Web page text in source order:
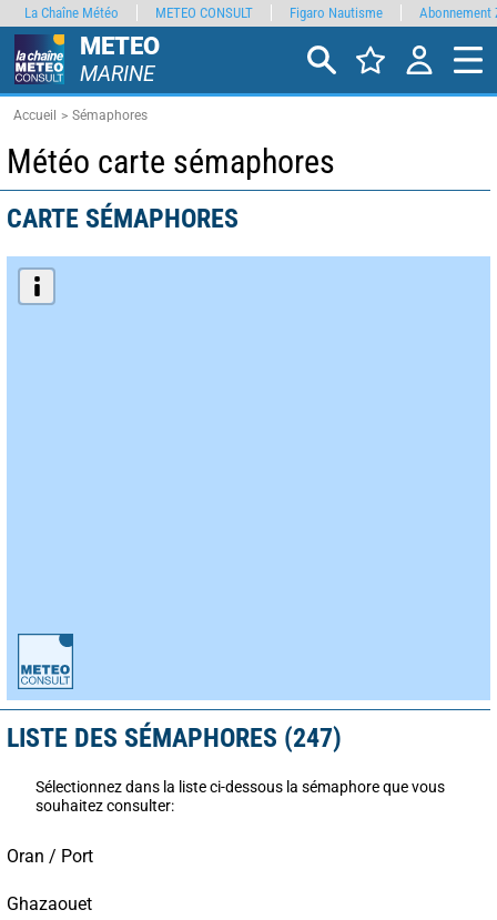
METEO
MARINE
Accueil Sémaphores
Météo carte sémaphores
CARTE SÉMAPHORES
LISTE DES SÉMAPHORES (247)
Sélectionnez dans la liste ci-dessous la sémaphore que vous
souhaitez consulter:
Oran / Port
Ghazaouet
La Chaîne Météo METEO CONSULT Figaro Nautisme Abonnement